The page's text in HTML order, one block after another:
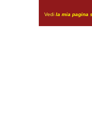
Vedi la mia pagina